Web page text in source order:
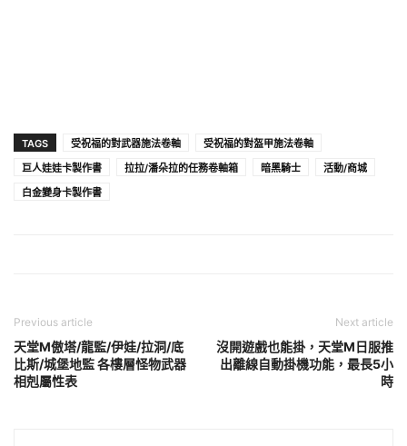
TAGS 受祝福的對武器施法卷軸
受祝福的對盔甲施法卷軸
巨人娃娃卡製作書
拉拉/潘朵拉的任務卷軸箱 暗黑騎士
活動/商城
白金變身卡製作書
Previous article
天堂M傲塔/龍監/伊娃/拉洞/底
比斯/城堡地監 各樓層怪物武器
相剋屬性表
Next article
沒開遊戲也能掛，天堂M日服推
出離線自動掛機功能，最長5小
時